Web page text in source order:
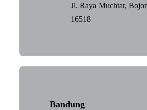
Jl. Raya Muchtar,
16518
Bandung